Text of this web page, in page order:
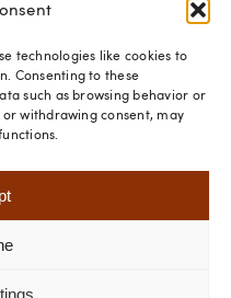
technologies like cookies to
Consenting to these
such as browsing behavior or
withdrawing consent, may